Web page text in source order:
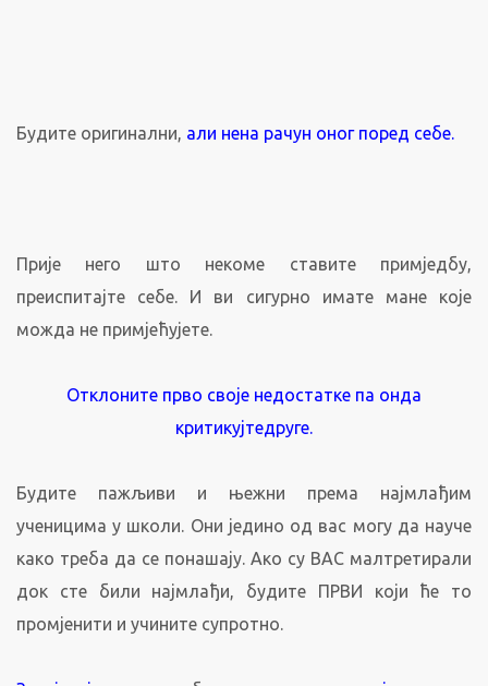
Будите оригинални, али нена рачун оног поред себе.
Прије него што некоме ставите примједбу,
преиспитајте себе. И ви сигурно имате мане које
можда не примјећујете.
Отклоните прво своје недостатке па онда
критикујтедруге.
Будите пажљиви и њежни према најмлађим
ученицима у школи. Они једино од вас могу да науче
како треба да се понашају. Ако су ВАС малтретирали
док сте били најмлађи, будите ПРВИ који ће то
промјенити и учините супротно.